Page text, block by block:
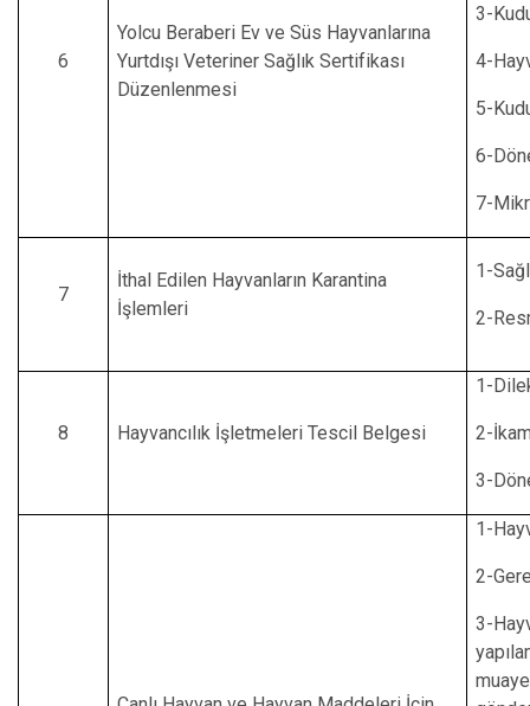
6
Yolcu Beraberi Ev ve Süs Hayvanlarına
Yurtdışı Veteriner Sağlık Sertifikası
Düzenlenmesi
3-
4-
5-
6-
7-
7
İthal Edilen Hayvanların Karantina
İşlemleri
1-
2-
8 Hayvancılık İşletmeleri Tescil Belgesi
1-
2-
3-
1-
2-
3-